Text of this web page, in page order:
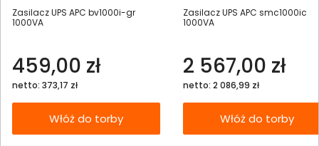
Zasilacz UPS APC bv1000i-gr
1000VA
459,00 zł
netto: 373,17 zł
Włóż do torby
Zasilacz UPS APC smc1000ic
1000VA
2 567,00 zł
netto: 2 086,99 zł
Włóż do torby